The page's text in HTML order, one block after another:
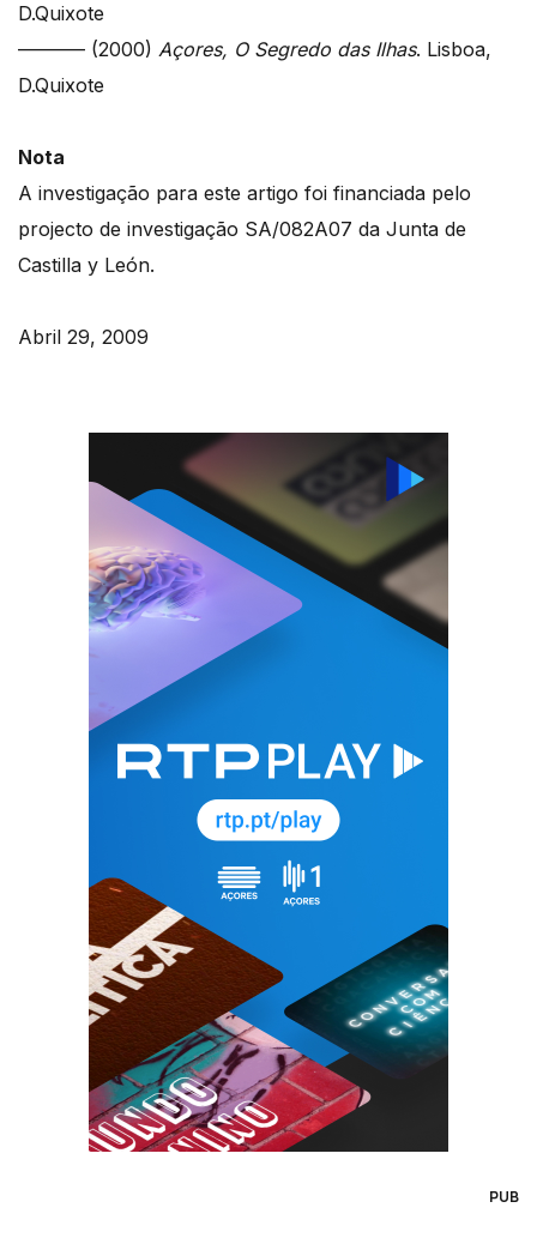
D.Quixote
———– (2000) Açores, O Segredo das Ilhas. Lisboa,
D.Quixote
Nota
A investigação para este artigo foi financiada pelo
projecto de investigação SA/082A07 da Junta de
Castilla y León.
Abril 29, 2009
PUB